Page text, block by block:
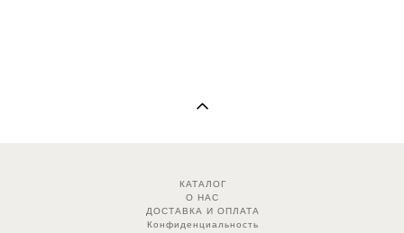
КАТАЛОГ
О НАС
ДОСТАВКА И ОПЛАТА
Конфиденциальность